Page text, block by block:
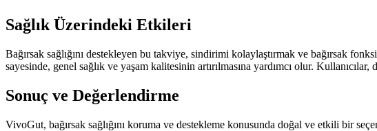
Sağlık Üzerindeki Etkileri
Bağırsak sağlığını destekleyen bu takviye, sindirimi kolaylaştırmak ve bağırsak
sayesinde, genel sağlık ve yaşam kalitesinin artırılmasına yardımcı olur.
Sonuç ve Değerlendirme
VivoGut, bağırsak sağlığını koruma ve destekleme konusunda doğal ve etkili bir